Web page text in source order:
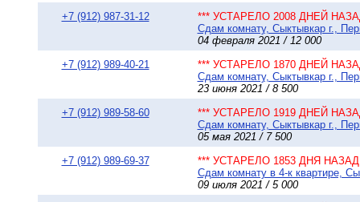
+7 (912) 987-31-12
*** УСТАРЕЛО 2008 ДНЕЙ
Сдам комнату, Сыктывкар г.,
04 февраля 2021 / 12 000
+7 (912) 989-40-21
*** УСТАРЕЛО 1870 ДНЕЙ
Сдам комнату, Сыктывкар г.,
23 июня 2021 / 8 500
+7 (912) 989-58-60
*** УСТАРЕЛО 1919 ДНЕЙ
Сдам комнату, Сыктывкар г.,
05 мая 2021 / 7 500
+7 (912) 989-69-37
*** УСТАРЕЛО 1853 ДНЯ НАЗАД
Сдам комнату в 4-к квартире,
09 июля 2021 / 5 000